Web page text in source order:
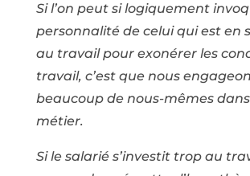
Si l’on peut si logiquement
personnalité de celui qui est en
au travail pour exonérer les
travail, c’est que nous
beaucoup de nous-mêmes
métier.
Si le salarié s’investit trop au